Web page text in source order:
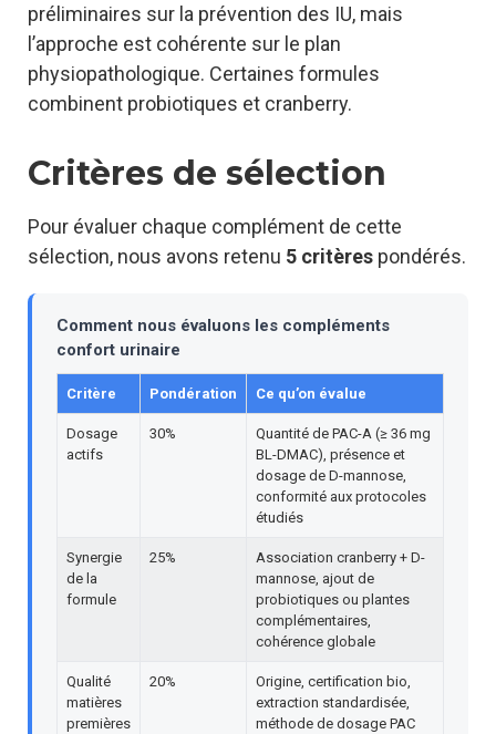
préliminaires sur la prévention des IU, mais
l’approche est cohérente sur le plan
physiopathologique. Certaines formules
combinent probiotiques et cranberry.
Critères de sélection
Pour évaluer chaque complément de cette
sélection, nous avons retenu 5 critères pondérés.
Comment nous évaluons les compléments
confort urinaire
Critère Pondération Ce qu’on évalue
Dosage
actifs
30%
Quantité de PAC-A (≥ 36 mg
BL-DMAC), présence et
dosage de D-mannose,
conformité aux protocoles
étudiés
Synergie
de la
formule
25%
Association cranberry + D-
mannose, ajout de
probiotiques ou plantes
complémentaires,
cohérence globale
Qualité
matières
premières
20%
Origine, certification bio,
extraction standardisée,
méthode de dosage PAC